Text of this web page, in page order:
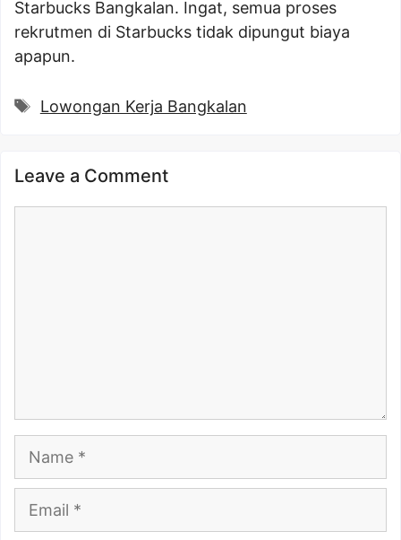
Starbucks Bangkalan. Ingat, semua proses
rekrutmen di Starbucks tidak dipungut biaya
apapun.
Tags
Lowongan Kerja Bangkalan
Leave a Comment